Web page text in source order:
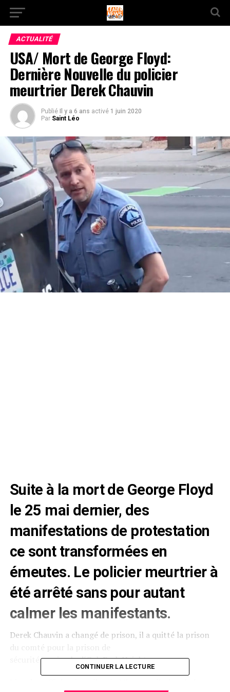
ACTUALITÉ
USA/ Mort de George Floyd:
Dernière Nouvelle du policier
meurtrier Derek Chauvin
Publié Il y a 6 ans activé 1 juin 2020
Par Saint Léo
Suite à la mort de George Floyd
le 25 mai dernier, des
manifestations de protestation
ce sont transformées en
émeutes. Le policier meurtrier à
été arrêté sans pour autant
calmer les manifestants.
Derek Chauvin a changé de prison, il a quitté la prison
du comté pour la prison de
sécurité maximale d´Oak Park Heights.
CONTINUER LA LECTURE